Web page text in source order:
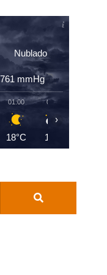
Nublado
761 mmHg
01:00
18°C
02:00
18°C
›